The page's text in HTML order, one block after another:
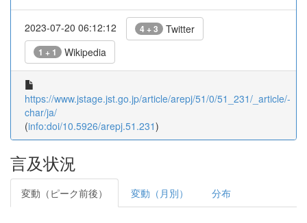
2023-07-20 06:12:12 4 + 3 Twitter
1 + 1 Wikipedia
https://www.jstage.jst.go.jp/article/arepj/51/0/51_231/_article/-
char/ja/
(info:doi/10.5926/arepj.51.231)
言及状況
変動（ピーク前後） 変動（月別） 分布